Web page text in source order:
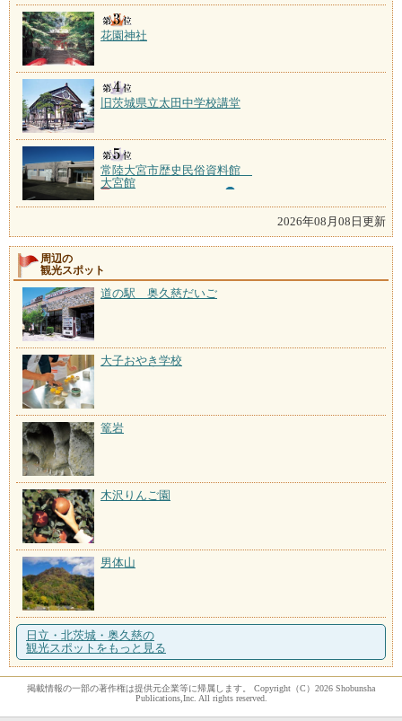
花園神社
旧茨城県立太田中学校講堂
常陸大宮市歴史民俗資料館
大宮館
2026年08月08日更新
周辺の
観光スポット
道の駅 奥久慈だいご
大子おやき学校
篭岩
木沢りんご園
男体山
日立・北茨城・奥久慈の
観光スポットをもっと見る
掲載情報の一部の著作権は提供元企業等に帰属します。 Copyright（C）2026 Shobunsha
Publications,Inc. All rights reserved.